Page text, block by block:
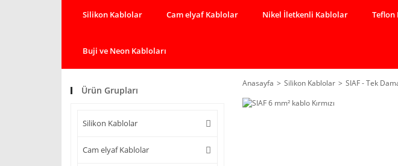
Silikon Kablolar Cam elyaf Kablolar Nikel İletkenli Kablolar Teflon
Buji ve Neon Kabloları
Ürün Grupları
Silikon Kablolar
Cam elyaf Kablolar
Anasayfa Silikon Kablolar SIAF - Tek